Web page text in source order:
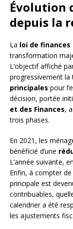
Évolution
depuis la
La loi de finances
transformation
L’objectif affiché
progressivement la
principales pour
décision, portée
et des Finances,
trois phases.
En 2021, les
bénéficié d’une
L’année suivante,
Enfin, à compter
principale est
contribuables,
calendrier a été
les ajustements